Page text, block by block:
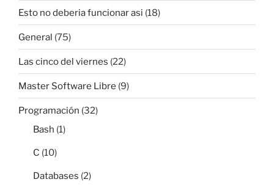
Esto no deberia funcionar asi (18)
General (75)
Las cinco del viernes (22)
Master Software Libre (9)
Programación (32)
Bash (1)
C (10)
Databases (2)